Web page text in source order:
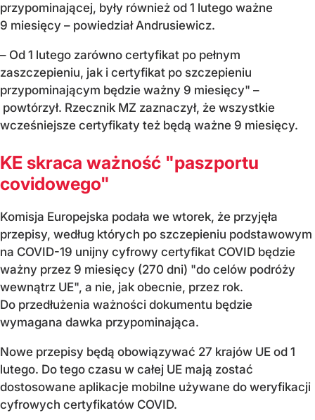
przypominającej, były również od 1 lutego ważne
9 miesięcy – powiedział Andrusiewicz.
– Od 1 lutego zarówno certyfikat po pełnym
zaszczepieniu, jak i certyfikat po szczepieniu
przypominającym będzie ważny 9 miesięcy" –
powtórzył. Rzecznik MZ zaznaczył, że wszystkie
wcześniejsze certyfikaty też będą ważne 9 miesięcy.
KE skraca ważność "paszportu
covidowego"
Komisja Europejska podała we wtorek, że przyjęła
przepisy, według których po szczepieniu podstawowym
na COVID-19 unijny cyfrowy certyfikat COVID będzie
ważny przez 9 miesięcy (270 dni) "do celów podróży
wewnątrz UE", a nie, jak obecnie, przez rok.
Do przedłużenia ważności dokumentu będzie
wymagana dawka przypominająca.
Nowe przepisy będą obowiązywać 27 krajów UE od 1
lutego. Do tego czasu w całej UE mają zostać
dostosowane aplikacje mobilne używane do weryfikacji
cyfrowych certyfikatów COVID.